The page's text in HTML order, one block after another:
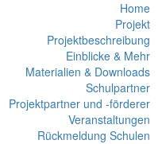
Home
Projekt
Projektbeschreibung
Einblicke & Mehr
Materialien & Downloads
Schulpartner
Projektpartner und -förderer
Veranstaltungen
Rückmeldung Schulen